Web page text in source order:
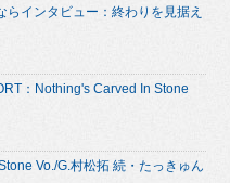
らインタビュー：終わりを見据え
：Nothing's Carved In Stone
Vo./G.村松拓 続・たっきゅん